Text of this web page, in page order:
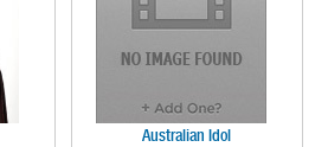
Australian Idol